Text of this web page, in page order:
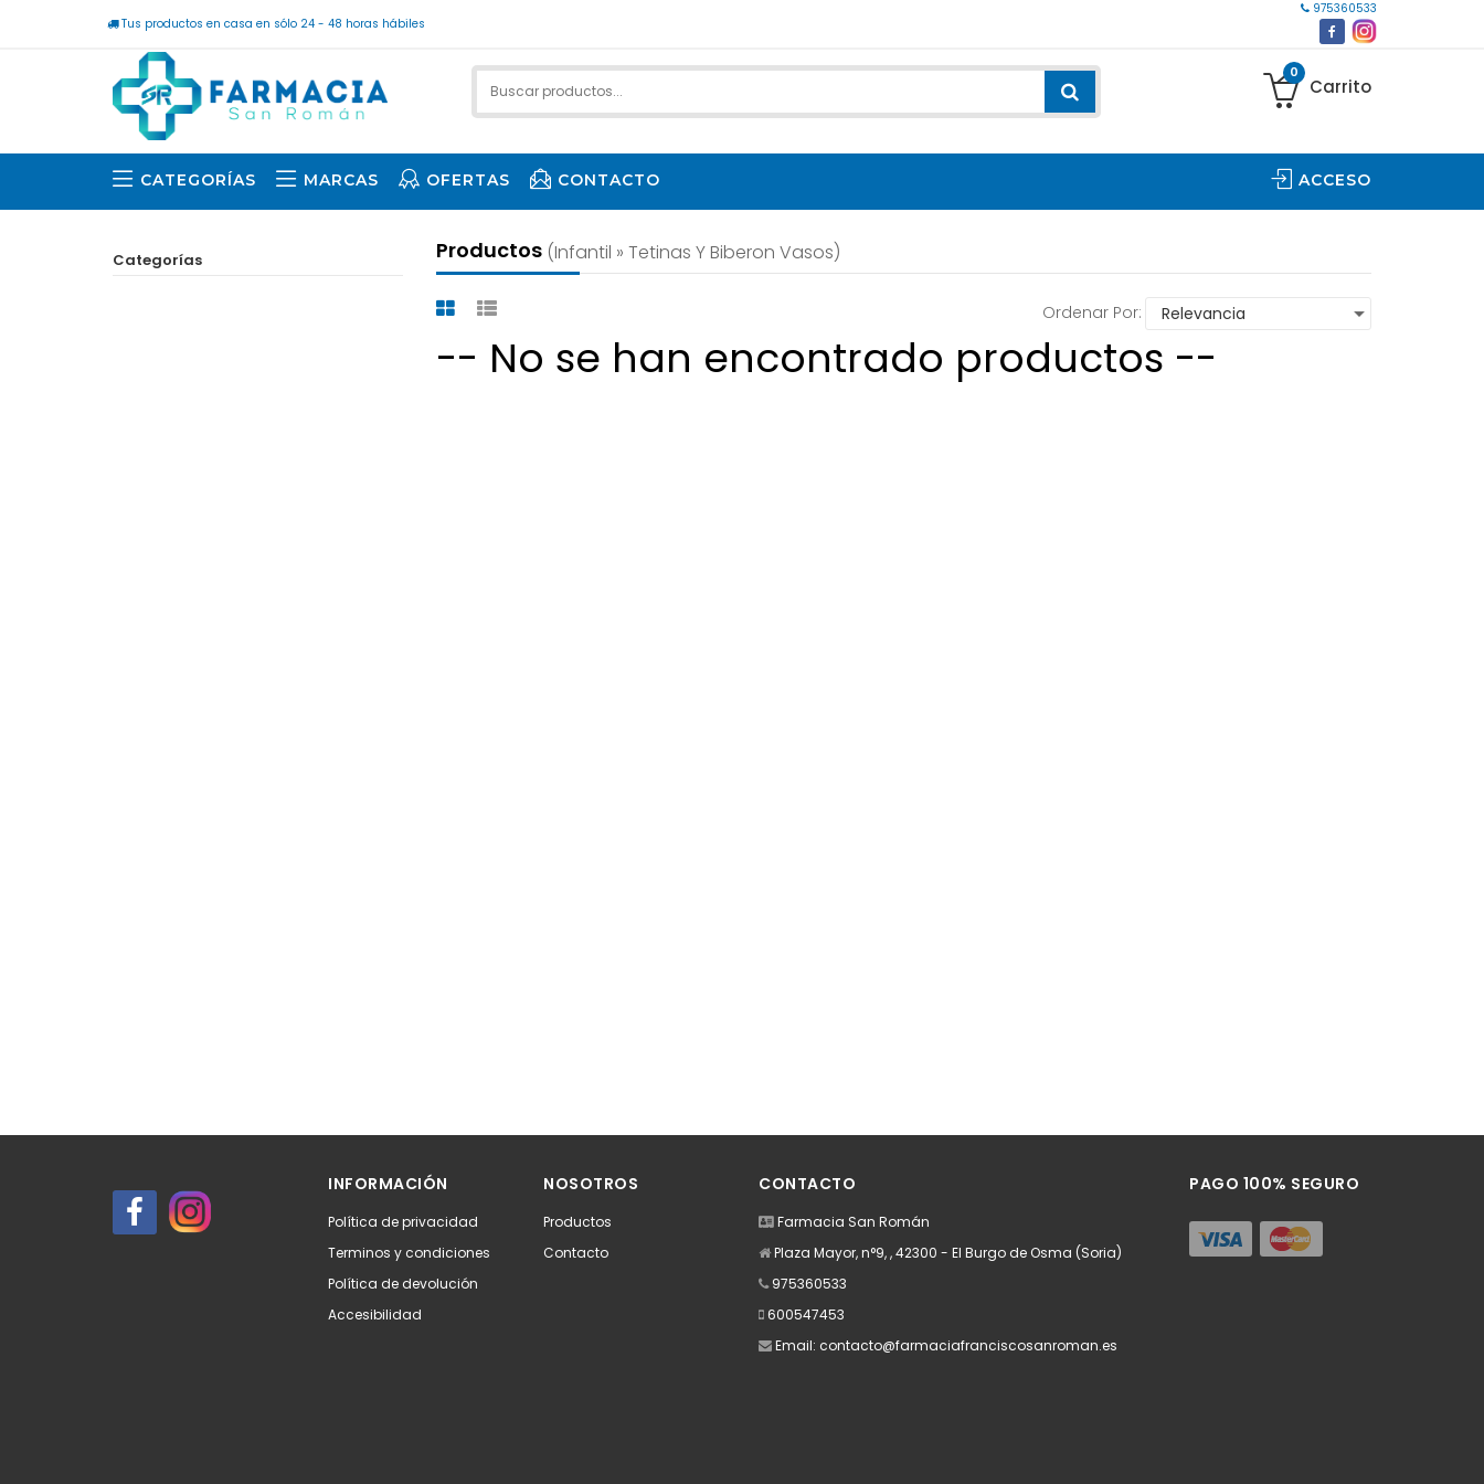
Tus productos en casa en sólo 24 - 48 horas hábiles
975360533
0
Carrito
CATEGORÍAS MARCAS OFERTAS CONTACTO ACCESO
Productos (infantil » Tetinas Y Biberon Vasos)
Ordenar Por:
-- No se han encontrado productos --
Categorías
INFORMACIÓN
Política de privacidad
Terminos y condiciones
Política de devolución
Accesibilidad
NOSOTROS
Productos
Contacto
CONTACTO
Farmacia San Román
Plaza Mayor, n°9, , 42300 - El Burgo de Osma (Soria)
975360533
600547453
Email: contacto@farmaciafranciscosanroman.es
PAGO 100% SEGURO